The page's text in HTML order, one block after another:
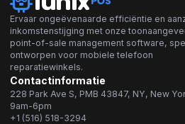
Ervaar ongeëvenaarde efficiëntie en
inkomstenstijging met onze
point-of-sale management software,
ontworpen voor mobiele telefoon
reparatiewinkels.
Contactinformatie
228 Park Ave S, PMB 43847, NY, New
9am-6pm
+1 (516) 518-3294